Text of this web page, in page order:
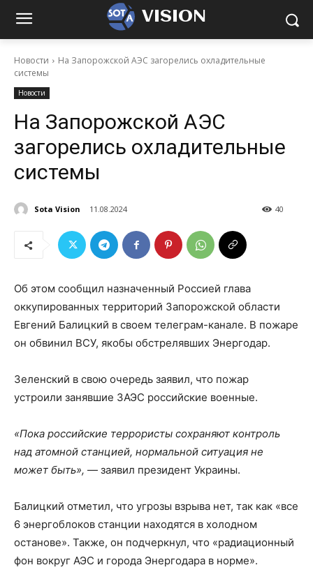
VISION
Новости
На Запорожской АЭС загорелись охладительные
системы
Новости
На Запорожской АЭС
загорелись охладительные
системы
Sota Vision 11.08.2024 40
Об этом сообщил назначенный Россией глава
оккупированных территорий Запорожской области
Евгений Балицкий в своем телеграм-канале. В пожаре
он обвинил ВСУ, якобы обстрелявших Энергодар.
Зеленский в свою очередь заявил, что пожар
устроили занявшие ЗАЭС российские военные.
«Пока российские террористы сохраняют контроль
над атомной станцией, нормальной ситуация не
может быть», — заявил президент Украины.
Балицкий отметил, что угрозы взрыва нет, так как «все
6 энергоблоков станции находятся в холодном
останове». Также, он подчеркнул, что «радиационный
фон вокруг АЭС и города Энергодара в норме».